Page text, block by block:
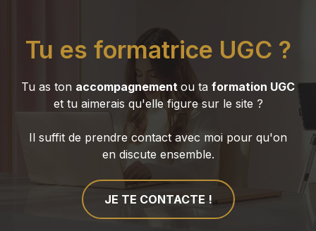
Tu es formatrice UGC ?
Tu as ton accompagnement ou ta formation UGC
et tu aimerais qu'elle figure sur le site ?
Il suffit de prendre contact avec moi pour qu'on
en discute ensemble.
JE TE CONTACTE !